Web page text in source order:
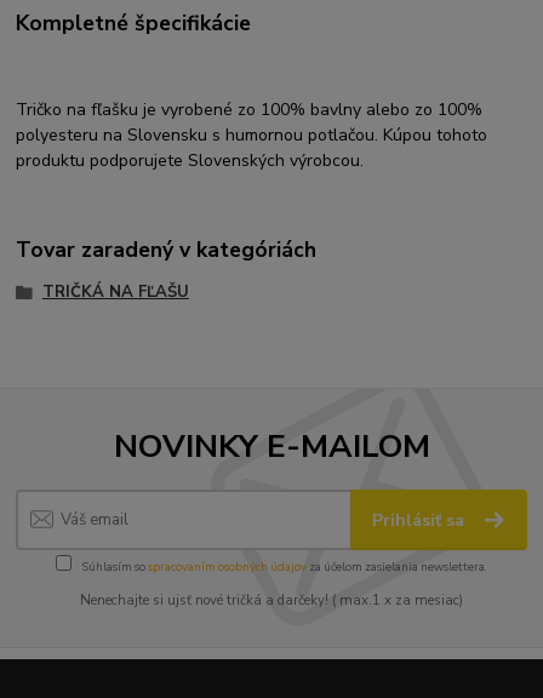
Kompletné špecifikácie
Tričko na fľašku je vyrobené zo 100% bavlny alebo zo 100%
polyesteru na Slovensku s humornou potlačou. Kúpou tohoto
produktu podporujete Slovenských výrobcou.
Tovar zaradený v kategóriách
TRIČKÁ NA FĽAŠU
NOVINKY E-MAILOM
Prihlásiť sa
Súhlasím sospracovaním osobných údajov za účelom zasielania newslettera.
Nenechajte si ujsť nové tričká a darčeky! ( max.1 x za mesiac)